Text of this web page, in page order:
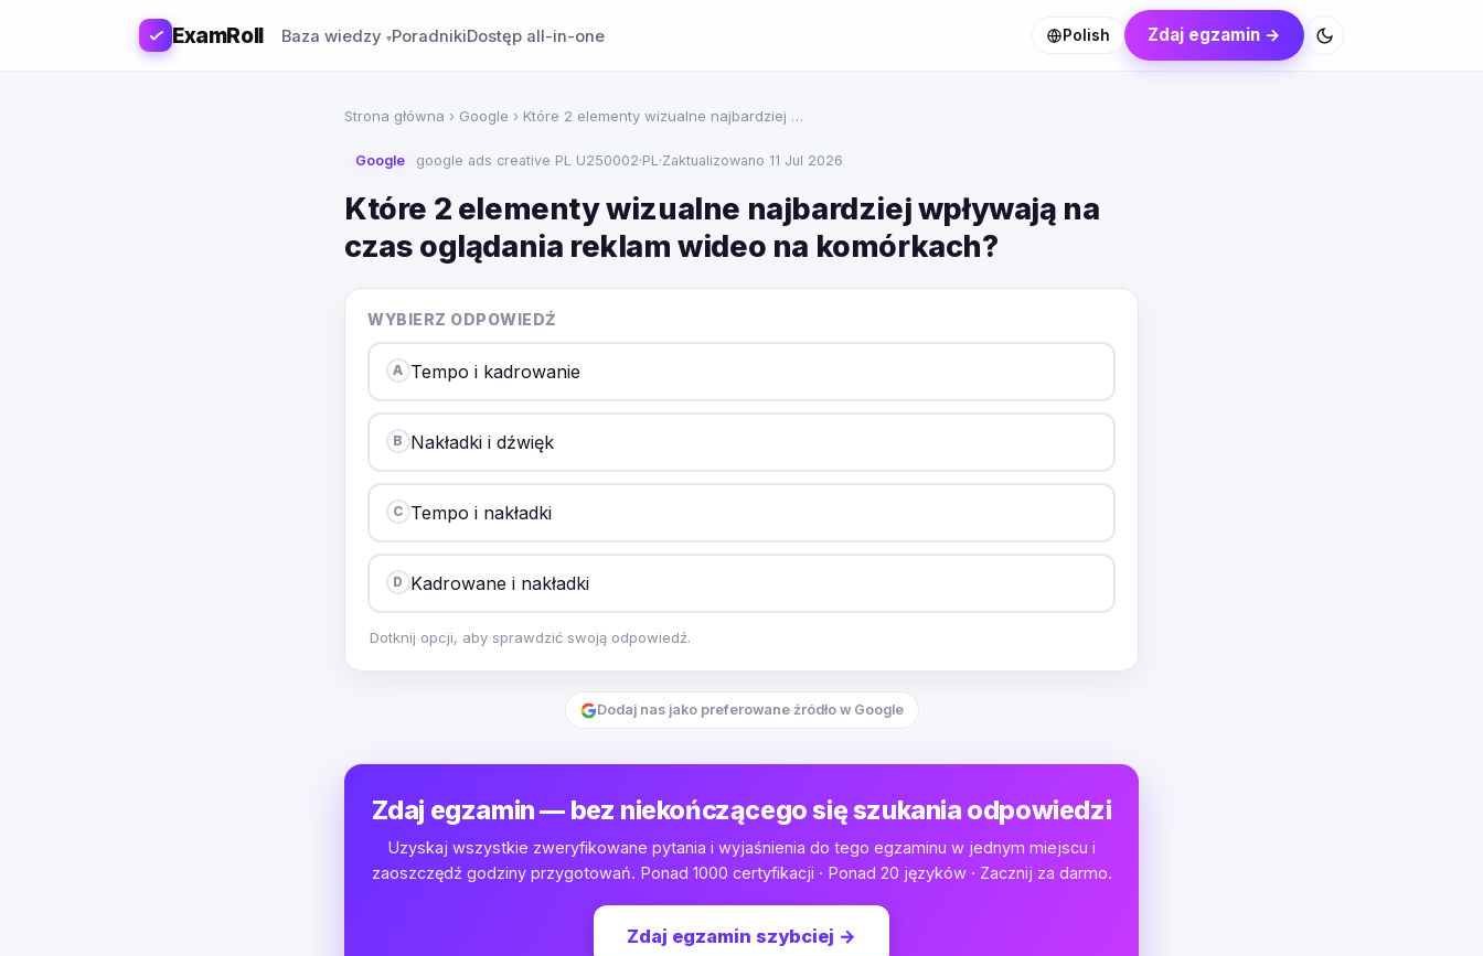
ExamRoll Baza wiedzy PoradnikiDostęp all-in-one Polish Zdaj egzamin →
Strona główna › Google › Które 2 elementy wizualne najbardziej …
Google google ads creative PL U250002·PL·Zaktualizowano 11 Jul 2026
Które 2 elementy wizualne najbardziej wpływają na
czas oglądania reklam wideo na komórkach?
WYBIERZ ODPOWIEDŹ
A Tempo i kadrowanie
B Nakładki i dźwięk
C Tempo i nakładki
D Kadrowane i nakładki
Dotknij opcji, aby sprawdzić swoją odpowiedź.
Dodaj nas jako preferowane źródło w Google
Zdaj egzamin — bez niekończącego się szukania odpowiedzi
Uzyskaj wszystkie zweryfikowane pytania i wyjaśnienia do tego egzaminu w jednym miejscu i
zaoszczędź godziny przygotowań. Ponad 1000 certyfikacji · Ponad 20 języków · Zacznij za darmo.
Zdaj egzamin szybciej →